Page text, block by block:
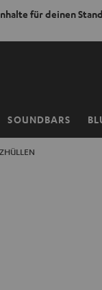
für deinen
SOUNDBARS